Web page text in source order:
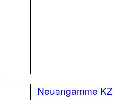
Neuengamme KZ